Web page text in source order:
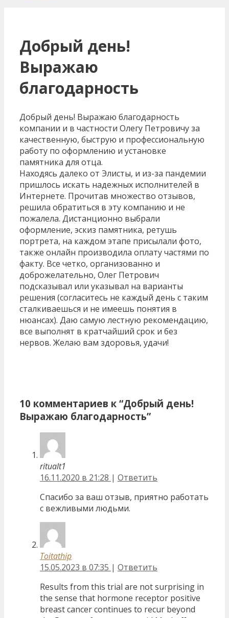
Добрый день!
Выражаю
благодарность
Добрый день! Выражаю благодарность
компании и в частности Олегу Петровичу за
качественную, быструю и профессиональную
работу по оформлению и установке
памятника для отца.
Находясь далеко от Элисты, и из-за пандемии
пришлось искать надежных исполнителей в
Интернете. Прочитав множество отзывов,
решила обратиться в эту компанию и не
пожалела. Дистанционно выбрали
оформление, эскиз памятника, ретушь
портрета, на каждом этапе присылали фото,
также онлайн производила оплату частями по
факту. Все четко, организованно и
доброжелательно, Олег Петрович
подсказывал или указывал на варианты
решения (согласитесь не каждый день с таким
сталкиваешься и не имеешь понятия в
нюансах). Даю самую лестную рекомендацию,
все выполнят в кратчайший срок и без
нервов. Желаю вам здоровья, удачи!
10 комментариев к “Добрый день!
Выражаю благодарность”
ritualt1
16.11.2020 в 21:28 | Ответить
Спасибо за ваш отзыв, приятно работать
с вежливыми людьми.
Toitathip
15.05.2023 в 07:35 | Ответить
Results from this trial are not surprising in
the sense that hormone receptor positive
breast cancer continues to recur beyond